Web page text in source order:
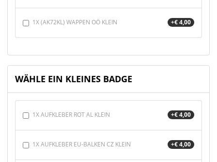
1X (AK72KL) WAPPEN OÖ KLEIN +€ 4,00
WÄHLE EIN KLEINES BADGE
1X AUFKLEBER ROT AL KLEIN +€ 4,00
1X AUFKLEBER EU-BALKEN CZ KLEIN +€ 4,00